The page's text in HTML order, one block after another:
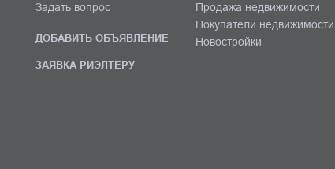
Задать вопрос
ДОБАВИТЬ ОБЪЯВЛЕНИЕ
ЗАЯВКА РИЭЛТЕРУ
Продажа недвижимости
Покупатели недвижимости
Новостройки